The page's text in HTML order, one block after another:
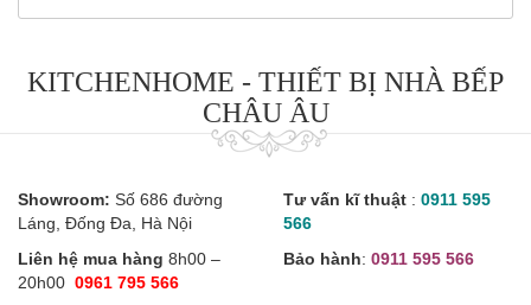
KITCHENHOME - THIẾT BỊ NHÀ BẾP
CHÂU ÂU
Showroom: Số 686 đường
Láng, Đống Đa, Hà Nội
Liên hệ mua hàng 8h00 –
20h00 0961 795 566
Tư vấn kĩ thuật : 0911 595
566
Bảo hành: 0911 595 566